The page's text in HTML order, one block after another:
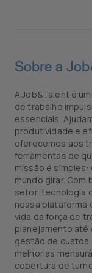
Sobre a
A Job&Talent é
de trabalho
essenciais.
produtividade e
oferecemos aos
ferramentas de
missão é
mundo girar.
setor, tecnologia
nossa plataforma
vida da força de
planejamento até
gestão de custos
melhorias
cobertura de